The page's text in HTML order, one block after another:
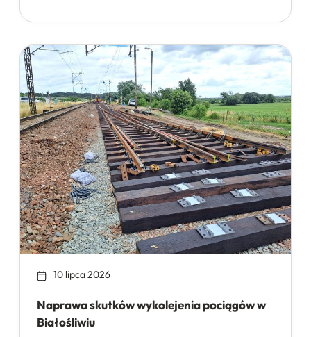
10 lipca 2026
Naprawa skutków wykolejenia pociągów w
Białośliwiu